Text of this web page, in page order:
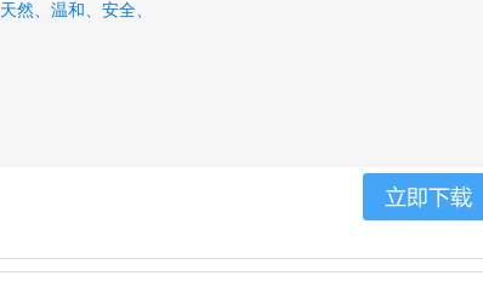
天然、 温和、 安全、